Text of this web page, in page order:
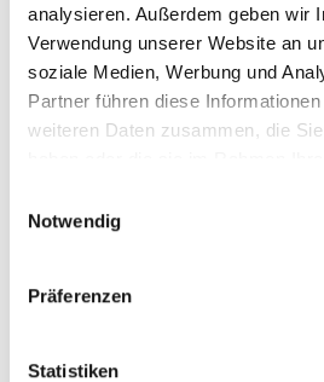
analysieren. Außerdem geben wir
Verwendung unserer Website an
soziale Medien, Werbung und
Partner führen diese
weiteren Daten zusammen, die
Notwendig
Präferenzen
Statistiken
+
−